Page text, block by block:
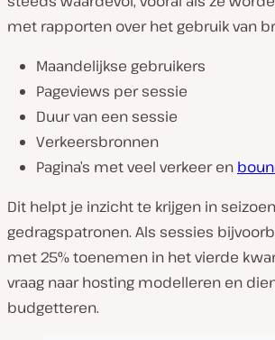
met rapporten over het gebruik van
Maandelijkse gebruikers
Pageviews per sessie
Duur van een sessie
Verkeersbronnen
Pagina’s met veel verkeer en
Dit helpt je inzicht te krijgen in
gedragspatronen. Als sessies
met 25% toenemen in het vierde
vraag naar hosting modelleren en
budgetteren.